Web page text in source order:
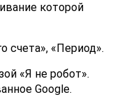
которой
счета», «Период».
«Я не робот».
Google.